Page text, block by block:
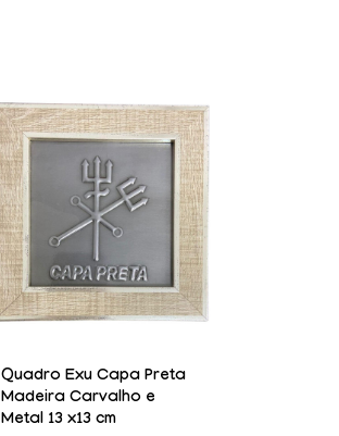
Quadro Exu Capa Preta
Madeira Carvalho e
Metal 13 x13 cm